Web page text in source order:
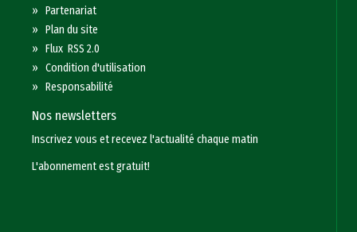
»Partenariat
»Plan du site
»Flux RSS 2.0
»Condition d'utilisation
»Responsabilité
Nos newsletters
Inscrivez vous et recevez l'actualité chaque matin
L'abonnement est gratuit!